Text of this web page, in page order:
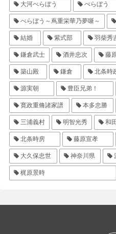
大河べらぼう べらぼう
べらぼう～蔦重栄華乃夢噺～
結婚 紫式部 羽柴秀
鎌倉武士 酒井忠次 藤
築山殿 鎌倉 北条時
源実朝 豊臣兄弟！
寛政重脩諸家譜 本多忠勝
三浦義村 明智光秀 和
北条時房 藤原宣孝
大久保忠世 神奈川県
梶原景時